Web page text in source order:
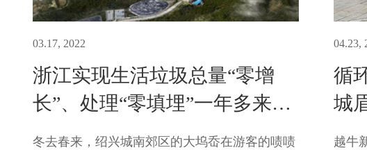
03.17, 2022
浙江实现生活垃圾总量“零增
长”、处理“零填埋”一年多来
——生活垃圾去哪了
冬去春来，绍兴城南郊区的大坞岙在游客的啧啧
04.23,
循
城
越牛